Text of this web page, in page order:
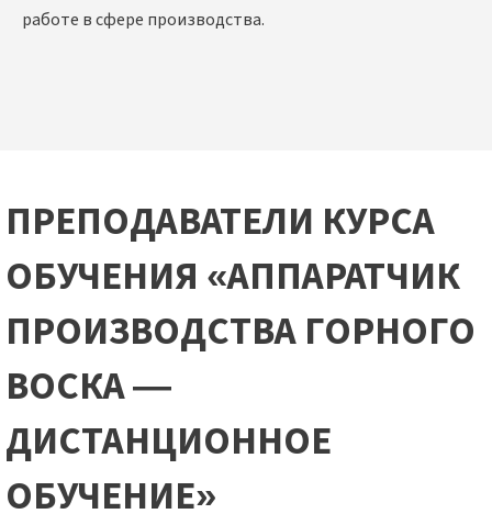
работе в сфере производства.
ПРЕПОДАВАТЕЛИ КУРСА
ОБУЧЕНИЯ «АППАРАТЧИК
ПРОИЗВОДСТВА ГОРНОГО
ВОСКА —
ДИСТАНЦИОННОЕ
ОБУЧЕНИЕ»